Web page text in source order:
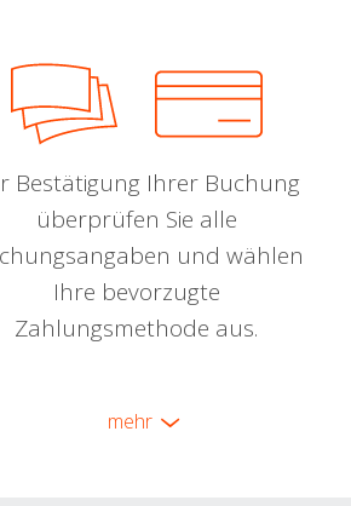
Bestätigung Ihrer Buchung
überprüfen Sie alle
und wählen
Ihre bevorzugte
Zahlungsmethode aus.
mehr